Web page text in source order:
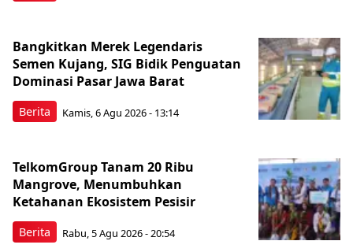
Berita
Bangkitkan Merek Legendaris
Semen Kujang, SIG Bidik Penguatan
Dominasi Pasar Jawa Barat
Kamis, 6 Agu 2026 - 13:14
Berita
TelkomGroup Tanam 20 Ribu
Mangrove, Menumbuhkan
Ketahanan Ekosistem Pesisir
Rabu, 5 Agu 2026 - 20:54